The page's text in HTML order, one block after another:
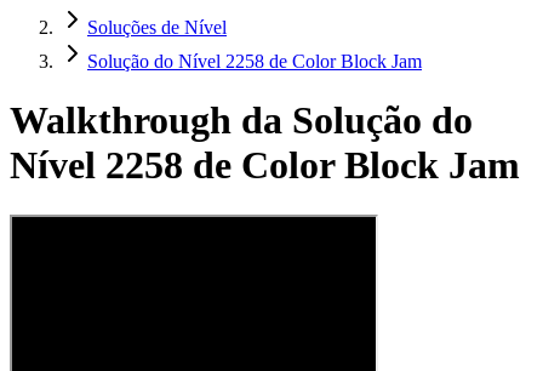
Soluções de Nível
Solução do Nível 2258 de Color Block Jam
Walkthrough da Solução do
Nível 2258 de Color Block Jam